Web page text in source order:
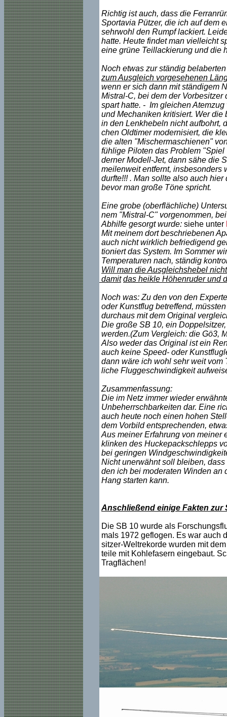
Richtig ist auch, dass die
Sportavia Pützer, die ich auf dem
sehrwohl den Rumpf lackiert.
hatte. Heute findet man vielleicht
eine grüne Teillackierung und die
Noch etwas zur ständig
zum Ausgleich vorgesehenen
wenn er sich dann mit ständigem
Mistral-C, bei dem der
spart hatte. - Im gleichen
und Mechaniken kritisiert. Wer
in den Lenkhebeln nicht aufbohrt,
chen Oldtimer modernisiert, die
die alten "Mischermaschienen"
fühlige Piloten das Problem
derner Modell-Jet, dann sähe die
meilenweit entfernt,
durfte!!! . Man sollte also auch
bevor man große Töne spricht.
Eine grobe (oberflächliche)
nem "Mistral-C" vorgenommen,
Abhilfe gesorgt wurde: siehe unter
Mit meinem dort beschriebenen
auch nicht wirklich befriedigend
tioniert das System. Im Sommer
Temperaturen nach, ständig
Will man die Ausgleichshebel
damit das heikle Höhenruder und
Noch was: Zu den von den
oder Kunstflug betreffend,
durchaus mit dem Original
Die große SB 10, ein
werden.(Zum Vergleich: die Gö3,
Also weder das Original ist ein
auch keine Speed- oder
dann wäre ich wohl sehr weit vom
liche Fluggeschwindigkeit
Zusammenfassung:
Die im Netz immer wieder
Unbeherrschbarkeiten dar. Eine
auch heute noch einen hohen
dem Vorbild entsprechenden,
Aus meiner Erfahrung von meiner
klinken des Huckepackschlepps
bei geringen
Nicht unerwähnt soll bleiben,
den ich bei moderaten Winden an
Hang starten kann.
Anschließend einige Fakten zur
Die SB 10 wurde als
mals 1972 geflogen. Es war auch
sitzer-Weltrekorde wurden mit
teile mit Kohlefasern eingebaut.
Tragflächen!